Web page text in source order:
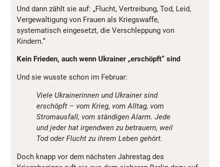
Und dann zählt sie auf: „Flucht, Vertreibung, Tod, Leid,
Vergewaltigung von Frauen als Kriegswaffe,
systematisch eingesetzt, die Verschleppung von
Kindern.“
Kein Frieden, auch wenn Ukrainer „erschöpft“ sind
Und sie wusste schon im Februar:
Viele Ukrainerinnen und Ukrainer sind
erschöpft – vom Krieg, vom Alltag, vom
Stromausfall, vom ständigen Alarm. Jede
und jeder hat irgendwen zu betrauern, weil
Tod oder Flucht zu ihrem Leben gehört.
Doch knapp vor dem nächsten Jahrestag des